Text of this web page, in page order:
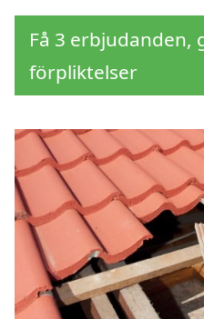
Få 3 erbjudanden,
förpliktelser